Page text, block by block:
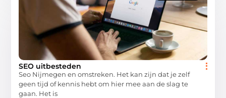
SEO uitbesteden
Seo Nijmegen en omstreken. Het kan zijn dat je zelf
geen tijd of kennis hebt om hier mee aan de slag te
gaan. Het is